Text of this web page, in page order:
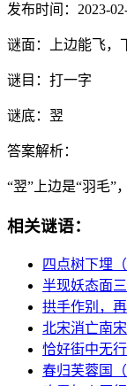
发布时间：2023-
谜面： 上边能飞
谜目： 打一字
谜底： 翌
答案解析：
“翌”上边是“羽毛”
相关谜语：
四点树下埋（
半现妖态面
拱手作别，
北宋消亡南
恰好街中无
春归芙蓉国（